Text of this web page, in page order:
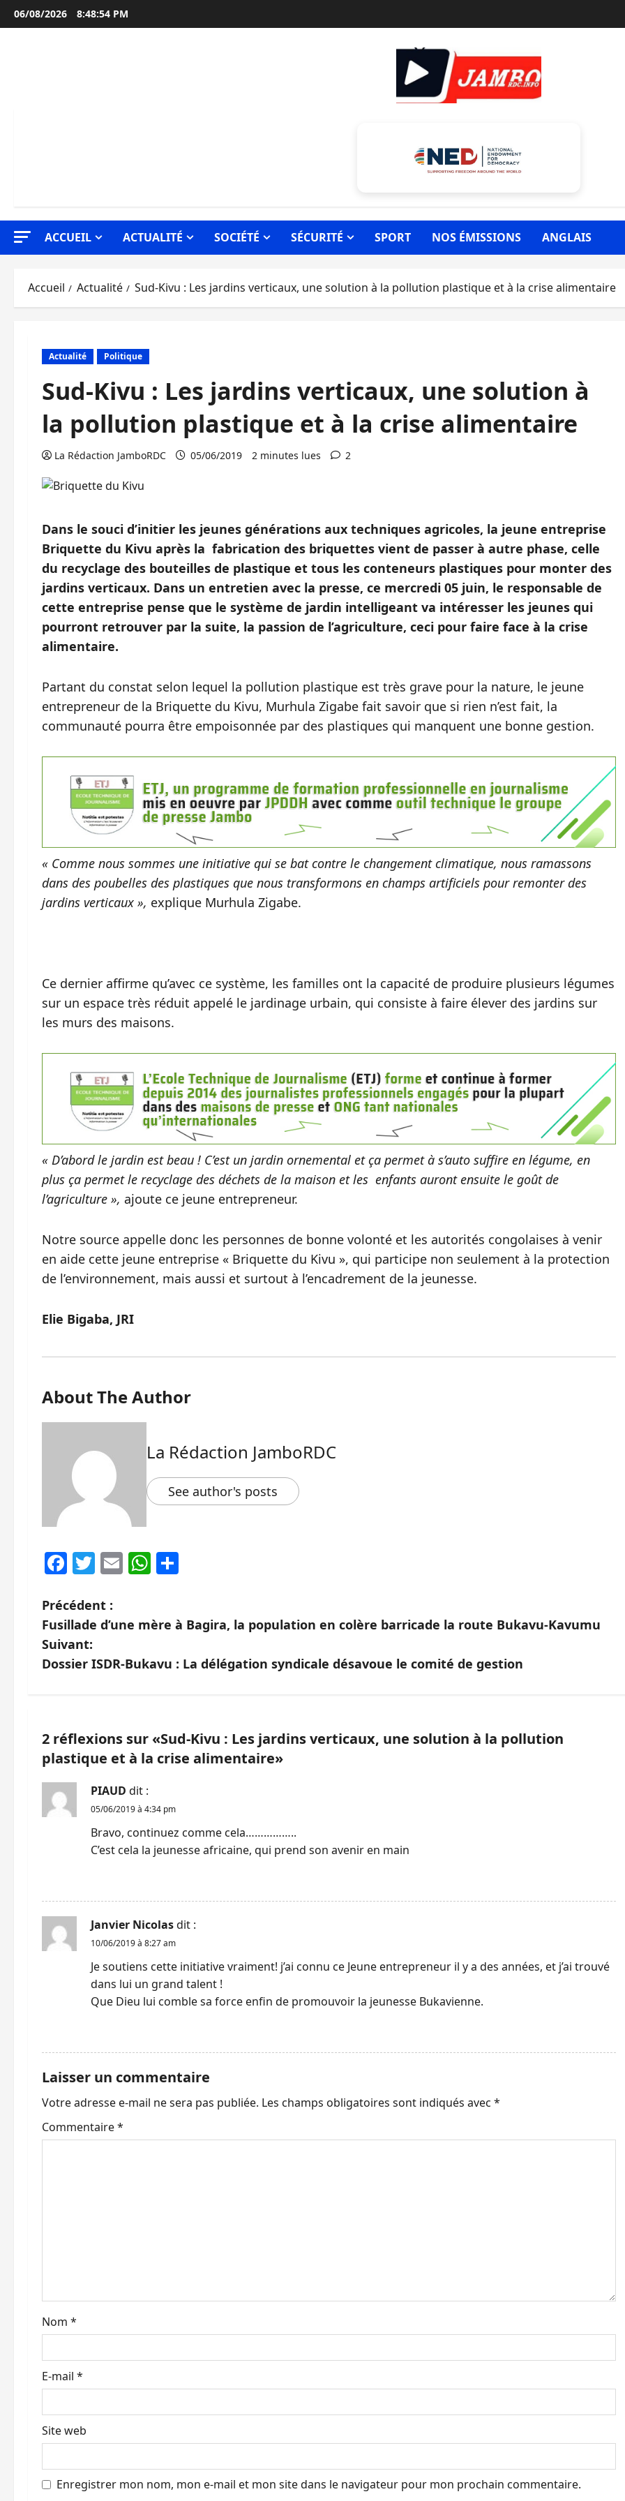
Aller
au
06/08/2026 8:48:55 PM
ACCUEIL ACTUALITÉ SOCIÉTÉ SÉCURITÉ SPORT NOS ÉMISSIONS ANGLAIS
Accueil Actualité Sud-Kivu : Les jardins verticaux, une solution à la pollution plastique et à la crise alimentaire
Actualité Politique
Sud-Kivu : Les jardins verticaux, une solution à
la pollution plastique et à la crise alimentaire
La Rédaction JamboRDC 05/06/2019 2 minutes lues 2
Dans le souci d’initier les jeunes générations aux techniques agricoles, la jeune entreprise
Briquette du Kivu après la fabrication des briquettes vient de passer à autre phase, celle
du recyclage des bouteilles de plastique et tous les conteneurs plastiques pour monter des
jardins verticaux. Dans un entretien avec la presse, ce mercredi 05 juin, le responsable de
cette entreprise pense que le système de jardin intelligeant va intéresser les jeunes qui
pourront retrouver par la suite, la passion de l’agriculture, ceci pour faire face à la crise
alimentaire.
Partant du constat selon lequel la pollution plastique est très grave pour la nature, le jeune
entrepreneur de la Briquette du Kivu, Murhula Zigabe fait savoir que si rien n’est fait, la
communauté pourra être empoisonnée par des plastiques qui manquent une bonne gestion.
« Comme nous sommes une initiative qui se bat contre le changement climatique, nous ramassons
dans des poubelles des plastiques que nous transformons en champs artificiels pour remonter des
jardins verticaux », explique Murhula Zigabe.
Ce dernier affirme qu’avec ce système, les familles ont la capacité de produire plusieurs légumes
sur un espace très réduit appelé le jardinage urbain, qui consiste à faire élever des jardins sur
les murs des maisons.
« D’abord le jardin est beau ! C’est un jardin ornemental et ça permet à s’auto suffire en légume, en
plus ça permet le recyclage des déchets de la maison et les enfants auront ensuite le goût de
l’agriculture », ajoute ce jeune entrepreneur.
Notre source appelle donc les personnes de bonne volonté et les autorités congolaises à venir
en aide cette jeune entreprise « Briquette du Kivu », qui participe non seulement à la protection
de l’environnement, mais aussi et surtout à l’encadrement de la jeunesse.
Elie Bigaba, JRI
About The Author
La Rédaction JamboRDC
See author's posts
Facebook
Twitter
EmailWhatsApp
N
a
v
a
t
i
d
a
i
c
l
e
Précédent :
Fusillade d’une mère à Bagira, la population en colère barricade la route Bukavu-Kavumu
Suivant:
Dossier ISDR-Bukavu : La délégation syndicale désavoue le comité de gestion
2 réflexions sur «Sud-Kivu : Les jardins verticaux, une solution à la pollution
plastique et à la crise alimentaire»
PIAUD dit :
05/06/2019 à 4:34 pm
Bravo, continuez comme cela……………..
C’est cela la jeunesse africaine, qui prend son avenir en main
Janvier Nicolasdit :
10/06/2019 à 8:27 am
Je soutiens cette initiative vraiment! j’ai connu ce Jeune entrepreneur il y a des années, et j’ai trouvé
dans lui un grand talent !
Que Dieu lui comble sa force enfin de promouvoir la jeunesse Bukavienne.
Laisser un commentaire
Votre adresse e-mail ne sera pas publiée. Les champs obligatoires sont indiqués avec *
Commentaire*
Nom *
E-mail *
Site web
Enregistrer mon nom, mon e-mail et mon site dans le navigateur pour mon prochain commentaire.